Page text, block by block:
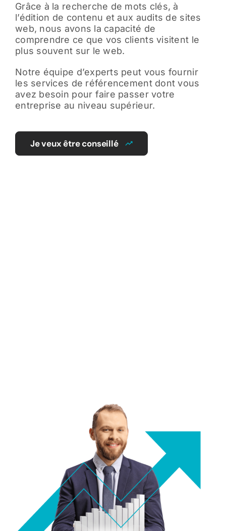
Grâce à la recherche de mots clés, à
l’édition de contenu et aux audits de sites
web, nous avons la capacité de
comprendre ce que vos clients visitent le
plus souvent sur le web.
Notre équipe d’experts peut vous fournir
les services de référencement dont vous
avez besoin pour faire passer votre
entreprise au niveau supérieur.
Je veux être conseillé